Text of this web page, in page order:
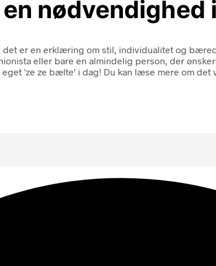
nødvendighed
det er en erklæring om stil, individualitet og
eller bare en almindelig person, der
'ze ze bælte' i dag! Du kan læse mere om det